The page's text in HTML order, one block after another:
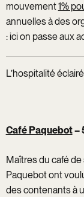
mouvement1%
annuelles à des
: ici on passe aux
L’hospitalité
Café Paquebot–
Maîtres du café
Paquebot ont
des contenants à